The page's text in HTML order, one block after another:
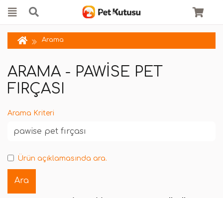
Arama
ARAMA - PAWISE PET
FIRÇASI
Arama Kriteri
Ürün açıklamasında ara.